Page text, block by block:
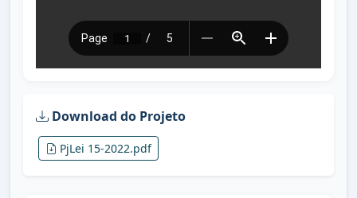
Download do Projeto
PjLei 15-2022.pdf